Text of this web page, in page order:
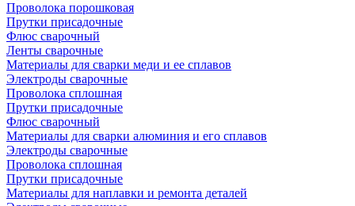
Проволока порошковая
Прутки присадочные
Флюс сварочный
Ленты сварочные
Материалы для сварки меди и ее сплавов
Электроды сварочные
Проволока сплошная
Прутки присадочные
Флюс сварочный
Материалы для сварки алюминия и его сплавов
Электроды сварочные
Проволока сплошная
Прутки присадочные
Материалы для наплавки и ремонта деталей